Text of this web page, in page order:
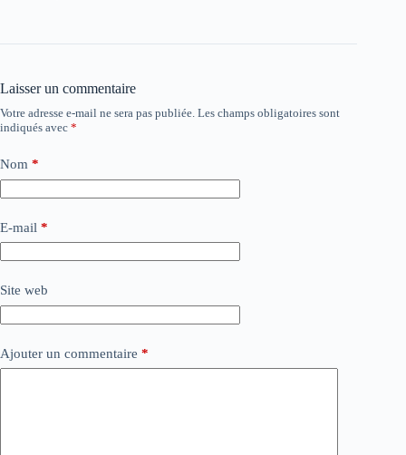
Laisser un commentaire
Votre adresse e-mail ne sera pas publiée. Les champs obligatoires sont
indiqués avec *
Nom *
E-mail *
Site web
Ajouter un commentaire *